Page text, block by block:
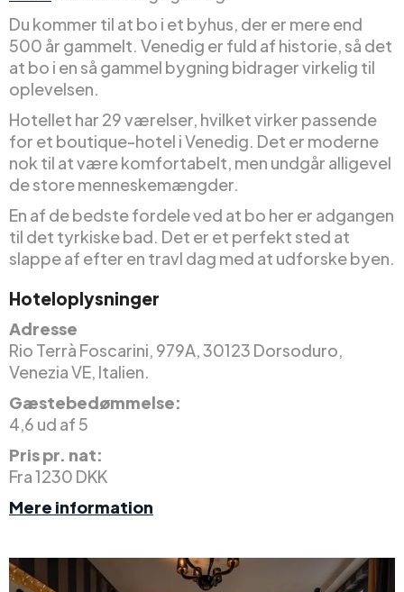
Du kommer til at bo i et byhus, der er mere end
500 år gammelt. Venedig er fuld af historie, så det
at bo i en så gammel bygning bidrager virkelig til
oplevelsen.
Hotellet har 29 værelser, hvilket virker passende
for et boutique-hotel i Venedig. Det er moderne
nok til at være komfortabelt, men undgår alligevel
de store menneskemængder.
En af de bedste fordele ved at bo her er adgangen
til det tyrkiske bad. Det er et perfekt sted at
slappe af efter en travl dag med at udforske byen.
Hoteloplysninger
Adresse
Rio Terrà Foscarini, 979A, 30123 Dorsoduro,
Venezia VE, Italien.
Gæstebedømmelse:
4,6 ud af 5
Pris pr. nat:
Fra 1230 DKK
Mere information